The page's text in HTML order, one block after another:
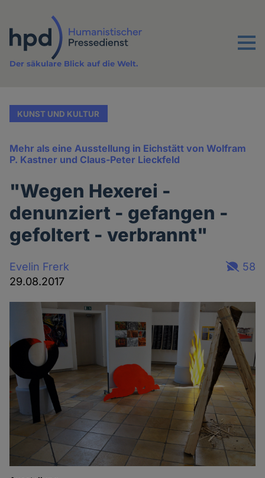
Inhalt
Menu
Der säkulare Blick auf die Welt.
KUNST UND KULTUR
Mehr als eine Ausstellung in Eichstätt von Wolfram
P. Kastner und Claus-Peter Lieckfeld
"Wegen Hexerei -
denunziert - gefangen -
gefoltert - verbrannt"
Evelin Frerk
29.08.2017
58